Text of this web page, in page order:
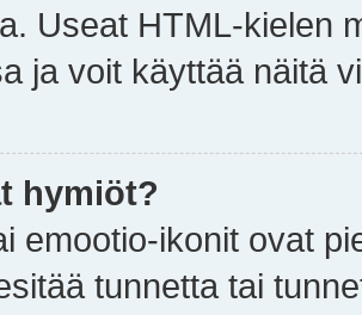
Useat HTML-kielen
ja voit käyttää näitä
hymiöt?
emootio-ikonit ovat
tunnetta tai